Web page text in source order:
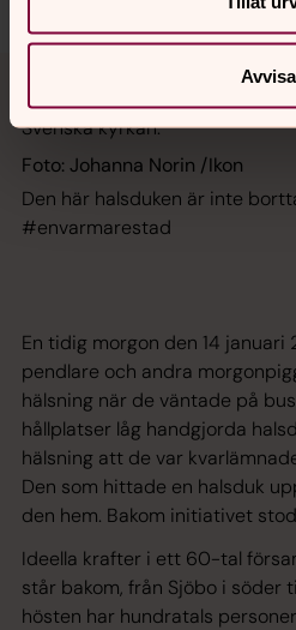
Avvisa
Foto: Johanna Norin /Ikon
Den här halsduken är inte
#envarmarestad
En tidig morgon den 14 januari
pendlare och andra
hälsning när de väntade på
hållplatser låg handgjorda
hälsning att de var
Den som hittade en halsduk
den hem. Bakom initiativet
Ideella krafter i ett 60-tal
står bakom, från Sjöbo i söder
hösten har hundratals